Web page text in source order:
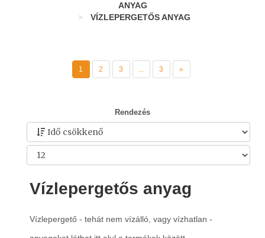
ANYAG
VÍZLEPERGETŐS ANYAG
1 2 3 ... 3 »
Rendezés
Vízlepergetős anyag
Vízlepergető - tehát nem vízálló, vagy vízhatlan -